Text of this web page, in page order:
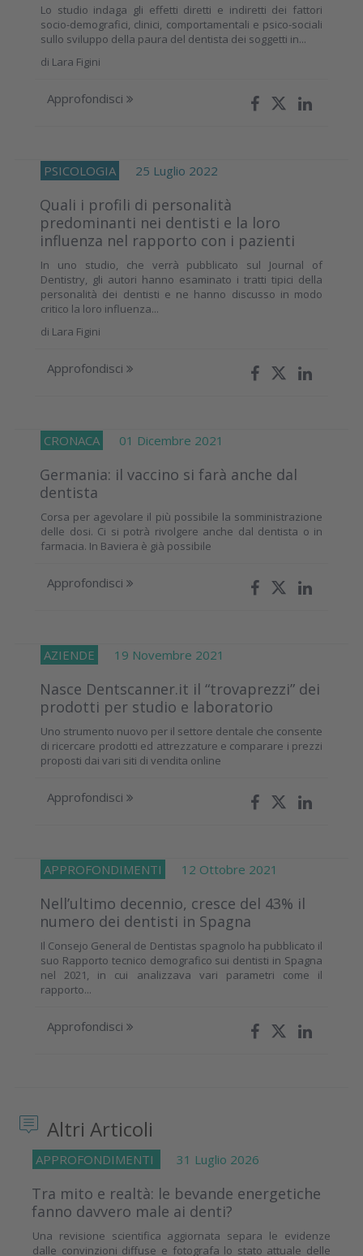
Lo studio indaga gli effetti diretti e indiretti dei fattori
socio-demografici, clinici, comportamentali e psico-sociali
sullo sviluppo della paura del dentista dei soggetti in...
di Lara Figini
Approfondisci
PSICOLOGIA 25 Luglio 2022
Quali i profili di personalità
predominanti nei dentisti e la loro
influenza nel rapporto con i pazienti
In uno studio, che verrà pubblicato sul Journal of
Dentistry, gli autori hanno esaminato i tratti tipici della
personalità dei dentisti e ne hanno discusso in modo
critico la loro influenza...
di Lara Figini
Approfondisci
CRONACA 01 Dicembre 2021
Germania: il vaccino si farà anche dal
dentista
Corsa per agevolare il più possibile la somministrazione
delle dosi. Ci si potrà rivolgere anche dal dentista o in
farmacia. In Baviera è già possibile
Approfondisci
AZIENDE 19 Novembre 2021
Nasce Dentscanner.it il “trovaprezzi” dei
prodotti per studio e laboratorio
Uno strumento nuovo per il settore dentale che consente
di ricercare prodotti ed attrezzature e comparare i prezzi
proposti dai vari siti di vendita online
Approfondisci
APPROFONDIMENTI 12 Ottobre 2021
Nell’ultimo decennio, cresce del 43% il
numero dei dentisti in Spagna
Il Consejo General de Dentistas spagnolo ha pubblicato il
suo Rapporto tecnico demografico sui dentisti in Spagna
nel 2021, in cui analizzava vari parametri come il
rapporto...
Approfondisci
Altri Articoli
APPROFONDIMENTI 31 Luglio 2026
Tra mito e realtà: le bevande energetiche
fanno davvero male ai denti?
Una revisione scientifica aggiornata separa le evidenze
dalle convinzioni diffuse e fotografa lo stato attuale delle